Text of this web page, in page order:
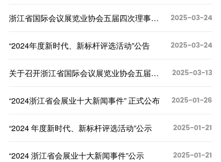
境外展会
会展政策
会长单位
副会长单位
普通会员单位
会员风采
会展服务（布展工程）临时搭建单位运营服务
规范
出国展服务规范
党建之窗
党建新闻
制度规定
联系我们
浙江省国际会议展览业协会五届四次理事会
决议
2025-03-24
“2024年度新时代、新标杆评选活动”公告 2025-03-24
关于召开浙江省国际会议展览业协会五届四
次理事会议的通知
2025-03-13
“2024浙江省会展业十大新闻事件” 正式公布 2025-01-26
“2024 年度新时代、新标杆评选活动”公示 2025-01-21
“2024 浙江省会展业十大新闻事件”公示 2025-01-21